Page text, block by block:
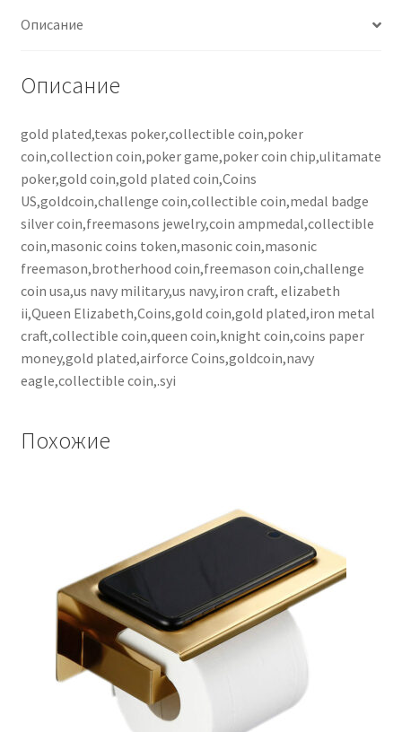
Описание
Описание
gold plated,texas poker,collectible coin,poker
coin,collection coin,poker game,poker coin chip,ulitamate
poker,gold coin,gold plated coin,Coins
US,goldcoin,challenge coin,collectible coin,medal badge
silver coin,freemasons jewelry,coin ampmedal,collectible
coin,masonic coins token,masonic coin,masonic
freemason,brotherhood coin,freemason coin,challenge
coin usa,us navy military,us navy,iron craft, elizabeth
ii,Queen Elizabeth,Coins,gold coin,gold plated,iron metal
craft,collectible coin,queen coin,knight coin,coins paper
money,gold plated,airforce Coins,goldcoin,navy
eagle,collectible coin,.syi
Похожие